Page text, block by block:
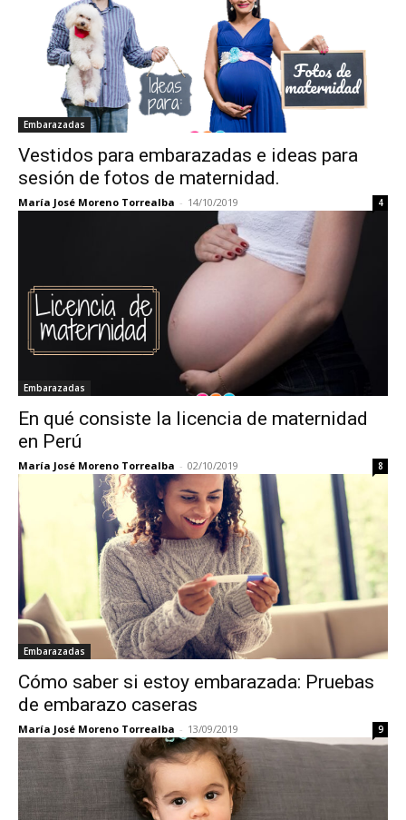
Embarazadas
Vestidos para embarazadas e ideas para
sesión de fotos de maternidad.
María José Moreno Torrealba - 14/10/2019 4
Embarazadas
En qué consiste la licencia de maternidad
en Perú
María José Moreno Torrealba - 02/10/2019 8
Embarazadas
Cómo saber si estoy embarazada: Pruebas
de embarazo caseras
María José Moreno Torrealba - 13/09/2019 9